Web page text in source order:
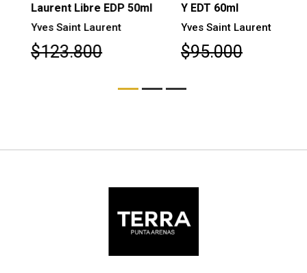
Laurent Libre EDP 50ml
Yves Saint Laurent
$123.800
Y EDT 60ml
Yves Saint Laurent
$95.000